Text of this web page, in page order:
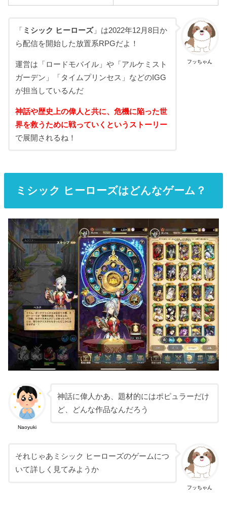
フッちゃん
「 ミシック ヒーローズ」は2022年12月8日か
ら配信を開始した放置系RPGだよ！
運営は「ロードモバイル」や「アルケミスト
ガーデン」「タイムプリンセス」などのIGG
が担当しているんだ
神話や歴史上の偉人と共に、危機に陥った世
界を救うために戦っていくというストーリー
で展開されるね！
ミシック ヒーローズはどんなゲーム？
Naoyuki
神話に偉人かあ、題材的にはポピュラーだけ
ど、どんな作品なんだろう
フッちゃん
それじゃあミシック ヒーローズのゲームにつ
いて詳しく見てみようか